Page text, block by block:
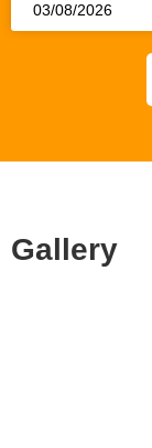
03/08/2026
Gallery